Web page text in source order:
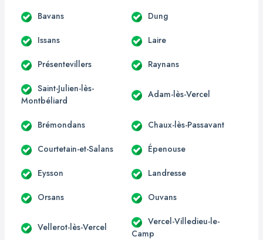
Bavans Dung
Issans Laire
Présentevillers Raynans
Saint-Julien-lès-
Montbéliard
Adam-lès-Vercel
Brémondans Chaux-lès-Passavant
Courtetain-et-Salans Épenouse
Eysson Landresse
Orsans Ouvans
Vellerot-lès-Vercel
Vercel-Villedieu-le-
Camp